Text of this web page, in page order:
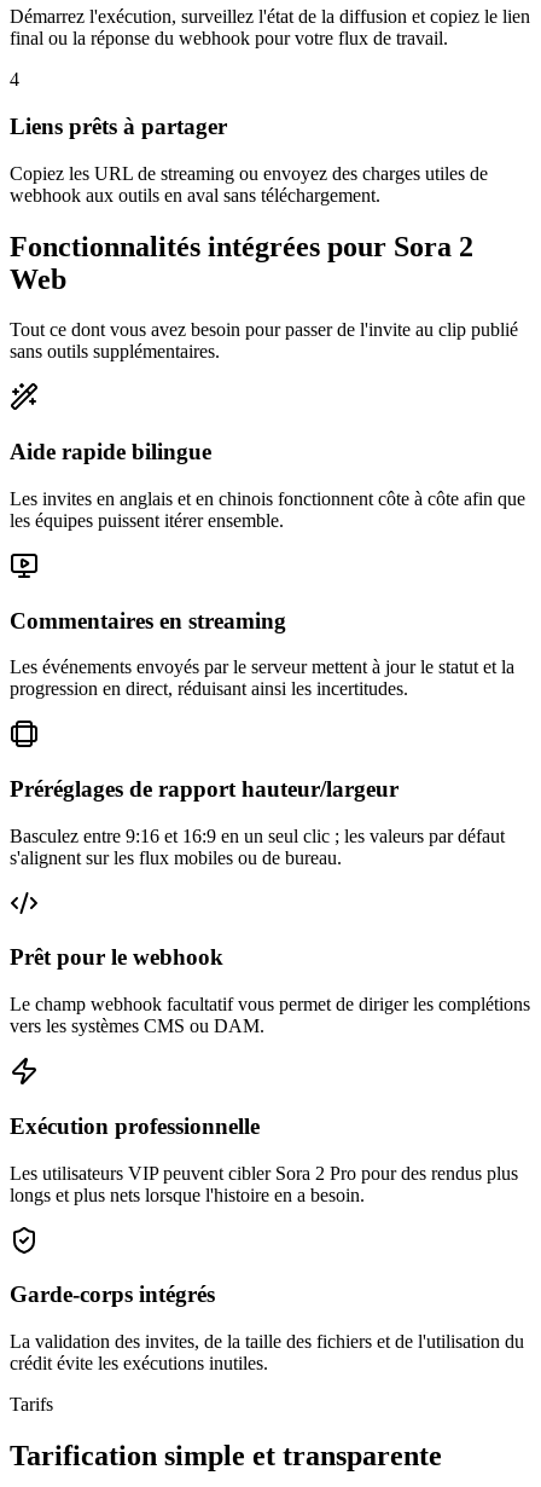
Démarrez l'exécution, surveillez l'état de la diffusion et copiez le lien
final ou la réponse du webhook pour votre flux de travail.
4
Liens prêts à partager
Copiez les URL de streaming ou envoyez des charges utiles de
webhook aux outils en aval sans téléchargement.
Fonctionnalités intégrées pour Sora 2
Web
Tout ce dont vous avez besoin pour passer de l'invite au clip publié
sans outils supplémentaires.
Aide rapide bilingue
Les invites en anglais et en chinois fonctionnent côte à côte afin que
les équipes puissent itérer ensemble.
Commentaires en streaming
Les événements envoyés par le serveur mettent à jour le statut et la
progression en direct, réduisant ainsi les incertitudes.
Préréglages de rapport hauteur/largeur
Basculez entre 9:16 et 16:9 en un seul clic ; les valeurs par défaut
s'alignent sur les flux mobiles ou de bureau.
Prêt pour le webhook
Le champ webhook facultatif vous permet de diriger les complétions
vers les systèmes CMS ou DAM.
Exécution professionnelle
Les utilisateurs VIP peuvent cibler Sora 2 Pro pour des rendus plus
longs et plus nets lorsque l'histoire en a besoin.
Garde-corps intégrés
La validation des invites, de la taille des fichiers et de l'utilisation du
crédit évite les exécutions inutiles.
Tarifs
Tarification simple et transparente